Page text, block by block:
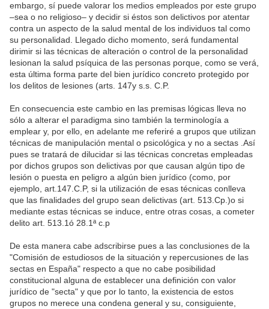
embargo, sí puede valorar los medios empleados por este grupo
–sea o no religioso– y decidir si éstos son delictivos por atentar
contra un aspecto de la salud mental de los individuos tal como
su personalidad. Llegado dicho momento, será fundamental
dirimir si las técnicas de alteración o control de la personalidad
lesionan la salud psíquica de las personas porque, como se verá,
esta última forma parte del bien jurídico concreto protegido por
los delitos de lesiones (arts. 147y s.s. C.P.
En consecuencia este cambio en las premisas lógicas lleva no
sólo a alterar el paradigma sino también la terminología a
emplear y, por ello, en adelante me referiré a grupos que utilizan
técnicas de manipulación mental o psicológica y no a sectas .Así
pues se tratará de dilucidar si las técnicas concretas empleadas
por dichos grupos son delictivas por que causan algún tipo de
lesión o puesta en peligro a algún bien jurídico (como, por
ejemplo, art.147.C.P, si la utilización de esas técnicas conlleva
que las finalidades del grupo sean delictivas (art. 513.Cp.)o si
mediante estas técnicas se induce, entre otras cosas, a cometer
delito art. 513.1ó 28.1ª c.p
De esta manera cabe adscribirse pues a las conclusiones de la
"Comisión de estudiosos de la situación y repercusiones de las
sectas en España" respecto a que no cabe posibilidad
constitucional alguna de establecer una definición con valor
jurídico de "secta" y que por lo tanto, la existencia de estos
grupos no merece una condena general y su, consiguiente,